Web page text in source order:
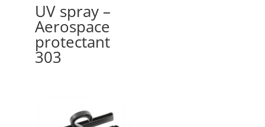
UV spray –
Aerospace
protectant
303